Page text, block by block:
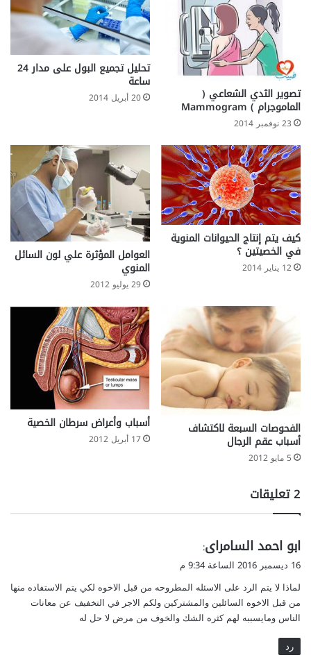
تصوير الثدي الشعاعي (
الماموجرام ) Mammogram
23 نوفمبر 2014
تحليل تجميع البول على مدار 24
ساعة
20 أبريل 2014
كيف يتم إنتاج الحيوانات المنوية
في الخصيتين ؟
12 يناير 2014
العوامل المؤثرة علي لون السائل
المنوي
29 يوليو 2012
الفحوصات السبعة لاكتشاف
أسباب عقم الرجال
5 مايو 2012
أسباب وأعراض سرطان الخصية
17 أبريل 2012
‫2 تعليقات
ي
ق
ل
ابو احمد السامراى:
16 ديسمبر 2016 الساعة 9:34 م
لماذا لا يتم الرد على الاسئله المطروحه من قبل الاخوه لكي يتم الاستفاده منها
من قبل الاخوه السائلين والمشتركين ولكم الاجر في التخفيف عن معانات
الناس ومايسببه لهم كثره الشك والخوف من مرض لا حل له
رد